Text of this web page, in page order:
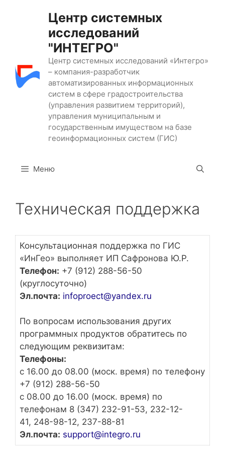
содержимому
Центр системных
исследований
"ИНТЕГРО"
Центр системных исследований «Интегро»
– компания-разработчик
автоматизированных информационных
систем в сфере градостроительства
(управления развитием территорий),
управления муниципальным и
государственным имуществом на базе
геоинформационных систем (ГИС)
Меню
Техническая поддержка
Консультационная поддержка по ГИС
«ИнГео» выполняет ИП Сафронова Ю.Р.
Телефон: +7 (912) 288-56-50
(круглосуточно)
Эл.почта: infoproect@yandex.ru
По вопросам использования других
программных продуктов обратитесь по
следующим реквизитам:
Телефоны:
с 16.00 до 08.00 (моск. время) по телефону
+7 (912) 288-56-50
с 08.00 до 16.00 (моск. время) по
телефонам 8 (347) 232-91-53, 232-12-
41, 248-98-12, 237-88-81
Эл.почта: support@integro.ru